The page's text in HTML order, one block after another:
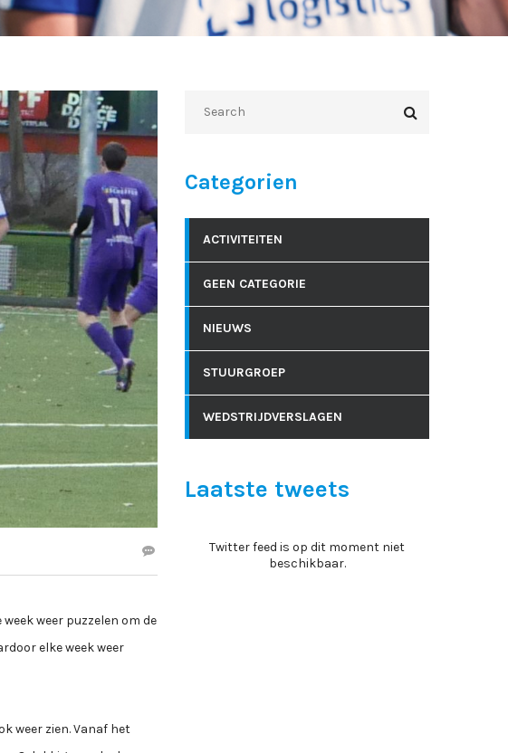
weer puzzelen om de
elke week weer
weer zien. Vanaf het
Categorien
ACTIVITEITEN
GEEN CATEGORIE
NIEUWS
STUURGROEP
WEDSTRIJDVERSLAGEN
Laatste tweets
Twitter feed is op dit moment niet
beschikbaar.